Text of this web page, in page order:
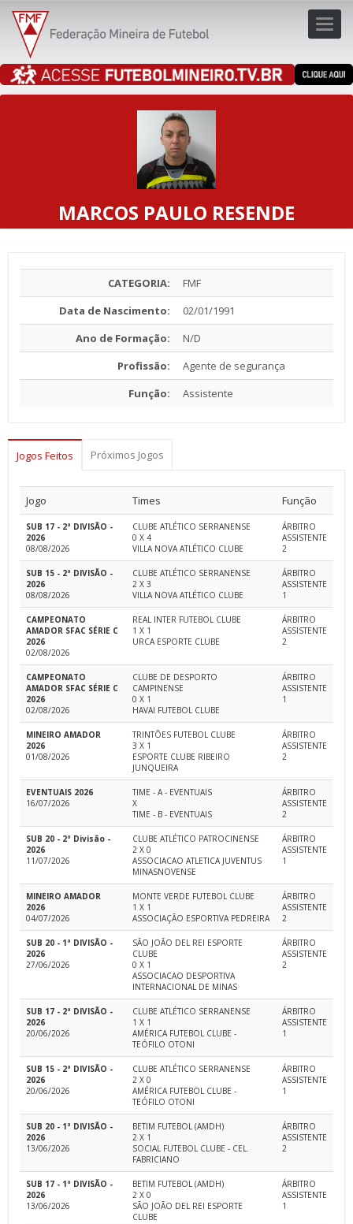
MARCOS PAULO RESENDE
CATEGORIA:
FMF
Data de Nascimento:
02/01/1991
Ano de Formação:
N/D
Profissão:
Agente de segurança
Função:
Assistente
Jogos Feitos Próximos Jogos
Jogo Times Função
SUB 17 - 2ª DIVISÃO -
2026
08/08/2026
CLUBE ATLÉTICO SERRANENSE
0 X 4
VILLA NOVA ATLÉTICO CLUBE
ÁRBITRO
ASSISTENTE
2
SUB 15 - 2ª DIVISÃO -
2026
08/08/2026
CLUBE ATLÉTICO SERRANENSE
2 X 3
VILLA NOVA ATLÉTICO CLUBE
ÁRBITRO
ASSISTENTE
1
CAMPEONATO
AMADOR SFAC SÉRIE C
2026
02/08/2026
REAL INTER FUTEBOL CLUBE
1 X 1
URCA ESPORTE CLUBE
ÁRBITRO
ASSISTENTE
2
CAMPEONATO
AMADOR SFAC SÉRIE C
2026
02/08/2026
CLUBE DE DESPORTO
CAMPINENSE
0 X 1
HAVAI FUTEBOL CLUBE
ÁRBITRO
ASSISTENTE
1
MINEIRO AMADOR
2026
01/08/2026
TRINTÕES FUTEBOL CLUBE
3 X 1
ESPORTE CLUBE RIBEIRO
JUNQUEIRA
ÁRBITRO
ASSISTENTE
2
EVENTUAIS 2026
16/07/2026
TIME - A - EVENTUAIS
X
TIME - B - EVENTUAIS
ÁRBITRO
ASSISTENTE
2
SUB 20 - 2ª Divisão -
2026
11/07/2026
CLUBE ATLÉTICO PATROCINENSE
2 X 0
ASSOCIACAO ATLETICA JUVENTUS
MINASNOVENSE
ÁRBITRO
ASSISTENTE
1
MINEIRO AMADOR
2026
04/07/2026
MONTE VERDE FUTEBOL CLUBE
1 X 1
ASSOCIAÇÃO ESPORTIVA PEDREIRA
ÁRBITRO
ASSISTENTE
2
SUB 20 - 1ª DIVISÃO -
2026
27/06/2026
SÃO JOÃO DEL REI ESPORTE
CLUBE
0 X 1
ASSOCIACAO DESPORTIVA
INTERNACIONAL DE MINAS
ÁRBITRO
ASSISTENTE
2
SUB 17 - 2ª DIVISÃO -
2026
20/06/2026
CLUBE ATLÉTICO SERRANENSE
1 X 1
AMÉRICA FUTEBOL CLUBE -
TEÓFILO OTONI
ÁRBITRO
ASSISTENTE
1
SUB 15 - 2ª DIVISÃO -
2026
20/06/2026
CLUBE ATLÉTICO SERRANENSE
2 X 0
AMÉRICA FUTEBOL CLUBE -
TEÓFILO OTONI
ÁRBITRO
ASSISTENTE
1
SUB 20 - 1ª DIVISÃO -
2026
13/06/2026
BETIM FUTEBOL (AMDH)
2 X 1
SOCIAL FUTEBOL CLUBE - CEL.
FABRICIANO
ÁRBITRO
ASSISTENTE
2
SUB 17 - 1ª DIVISÃO -
2026
13/06/2026
BETIM FUTEBOL (AMDH)
2 X 0
SÃO JOÃO DEL REI ESPORTE
CLUBE
ÁRBITRO
ASSISTENTE
1